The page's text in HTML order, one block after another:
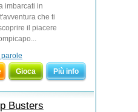
imbarcati in
che ti
il piacere
Gioca Più info
Busters